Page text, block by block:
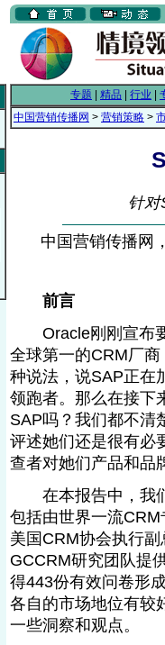
专题 精品 行业
中国营销传播网 > 营销策略 >
针对
中国营销传播网
前言
Oracle刚刚宣布要
全球第一的CRM厂
种说法，说SAP正在
领跑者。那么在接下
SAP吗？我们都不清
评述她们还是很有必
查者对她们产品和
在本报告中，我们
包括由世界一流CRM
美国CRM协会执行
GCCRM研究团队提
得443份有效问卷形
各自的市场地位有较
一些洞察和观